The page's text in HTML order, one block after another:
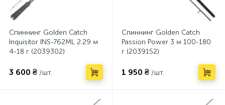
Спиннинг Golden Catch
Inquisitor INS-762ML 2.29 м
4-18 г (2039302)
3 600 ₴ /шт.
Спиннинг Golden Catch
Passion Power 3 м 100-180
г (2039152)
1 950 ₴ /шт.